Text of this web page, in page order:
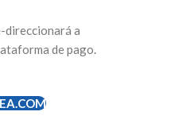
direccionará a
de pago.